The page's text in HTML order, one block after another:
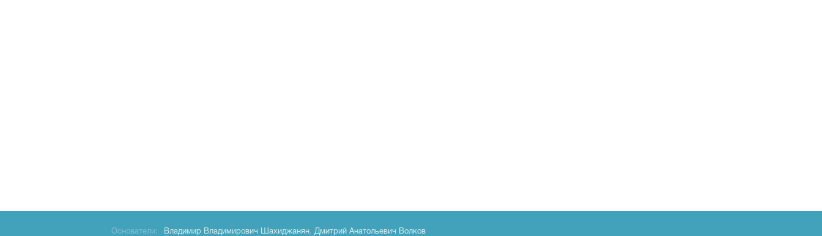
Основатели: Владимир Владимирович Шахиджанян, Дмитрий Анатольевич Волков